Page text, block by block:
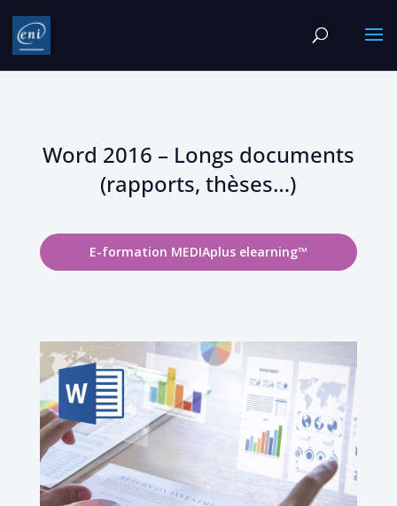
Word 2016 – Longs documents
(rapports, thèses…)
E-formation MEDIAplus elearning™